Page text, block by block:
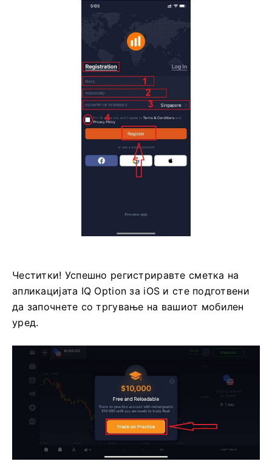
Честитки! Успешно регистриравте сметка на
апликацијата IQ Option за iOS и сте подготвени
да започнете со тргување на вашиот мобилен
уред.